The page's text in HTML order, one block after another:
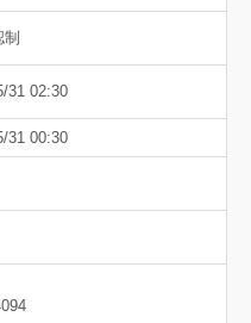
31 02:30
31 00:30